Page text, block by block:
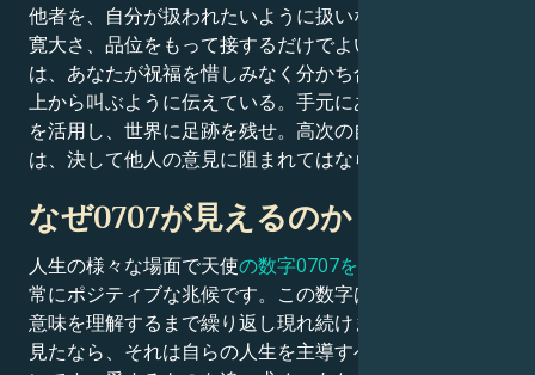
他者を、自分が扱われたいように扱いなさい。誠実さ、
寛大さ、品位をもって接するだけでよい。守護天使たち
は、あなたが祝福を惜しみなく分かち合い、それを山の
上から叫ぶように伝えている。手元にある限られた資源
を活用し、世界に足跡を残せ。高次の自己を探求する旅
は、決して他人の意見に阻まれてはならない。
なぜ0707が見えるのか？
人生の様々な場面で天使の数字0707を
常にポジティブな兆候です。この数字は、あなたがその
意味を理解するまで繰り返し現れ続けます。この数字を
見たなら、それは自らの人生を主導すべきだというサイ